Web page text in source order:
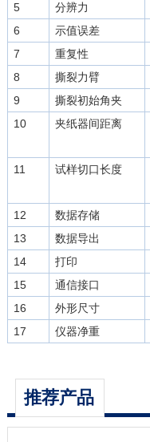
5
分辨力
6
示值误差
7
重复性
8
撕裂力臂
9
撕裂初始角夹
10
夹纸器间距离
11 试样切口长度
12 数据存储
13
数据导出
14
打印
15
通信接口
16
外形尺寸
17
仪器净重
推荐产品